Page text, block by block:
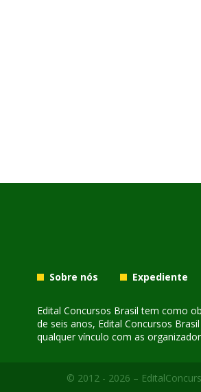
Sobre nós Expediente
Edital Concursos Brasil tem como
de seis anos, Edital Concursos
qualquer vínculo com as
© 2012 - 2026 –